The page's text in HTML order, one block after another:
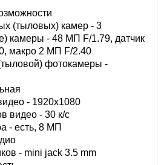
(тыловых) камер - 3
камеры - 48 МП F/1.79, датчик
макро 2 МП F/2.40
фотокамеры -
- 1920x1080
видео - 30 к/с
- есть, 8 МП
- mini jack 3.5 mm